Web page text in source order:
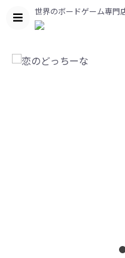
世界のボードゲーム専門